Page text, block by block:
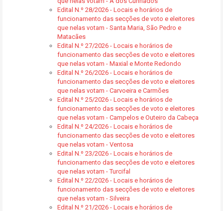
Edital N.º 28/2026 - Locais e horários de
funcionamento das secções de voto e eleitores
que nelas votam - Santa Maria, São Pedro e
Matacães
Edital N.º 27/2026 - Locais e horários de
funcionamento das secções de voto e eleitores
que nelas votam - Maxial e Monte Redondo
Edital N.º 26/2026 - Locais e horários de
funcionamento das secções de voto e eleitores
que nelas votam - Carvoeira e Carmões
Edital N.º 25/2026 - Locais e horários de
funcionamento das secções de voto e eleitores
que nelas votam - Campelos e Outeiro da Cabeça
Edital N.º 24/2026 - Locais e horários de
funcionamento das secções de voto e eleitores
que nelas votam - Ventosa
Edital N.º 23/2026 - Locais e horários de
funcionamento das secções de voto e eleitores
que nelas votam - Turcifal
Edital N.º 22/2026 - Locais e horários de
funcionamento das secções de voto e eleitores
que nelas votam - Silveira
Edital N.º 21/2026 - Locais e horários de